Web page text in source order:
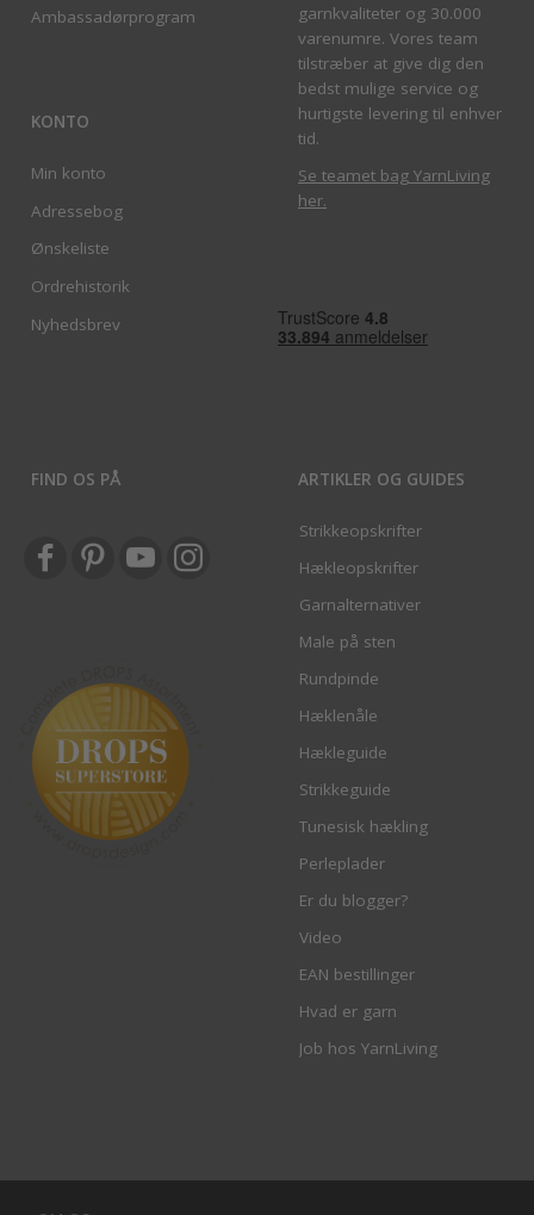
Ambassadørprogram
KONTO
Min konto
Adressebog
Ønskeliste
Ordrehistorik
Nyhedsbrev
garnkvaliteter og 30.000
varenumre. Vores team
tilstræber at give dig den
bedst mulige service og
hurtigste levering til enhver
tid.
Se teamet bag YarnLiving
her.
FIND OS PÅ ARTIKLER OG GUIDES
Strikkeopskrifter
Hækleopskrifter
Garnalternativer
Male på sten
Rundpinde
Hæklenåle
Hækleguide
Strikkeguide
Tunesisk hækling
Perleplader
Er du blogger?
Video
EAN bestillinger
Hvad er garn
Job hos YarnLiving